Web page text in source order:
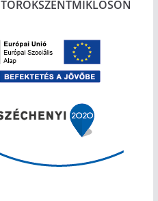
TÖRÖKSZENTMIKLÓSON